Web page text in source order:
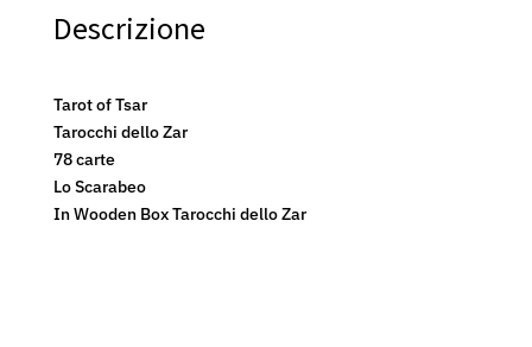
Descrizione
Tarot of Tsar
Tarocchi dello Zar
78 carte
Lo Scarabeo
In Wooden Box Tarocchi dello Zar